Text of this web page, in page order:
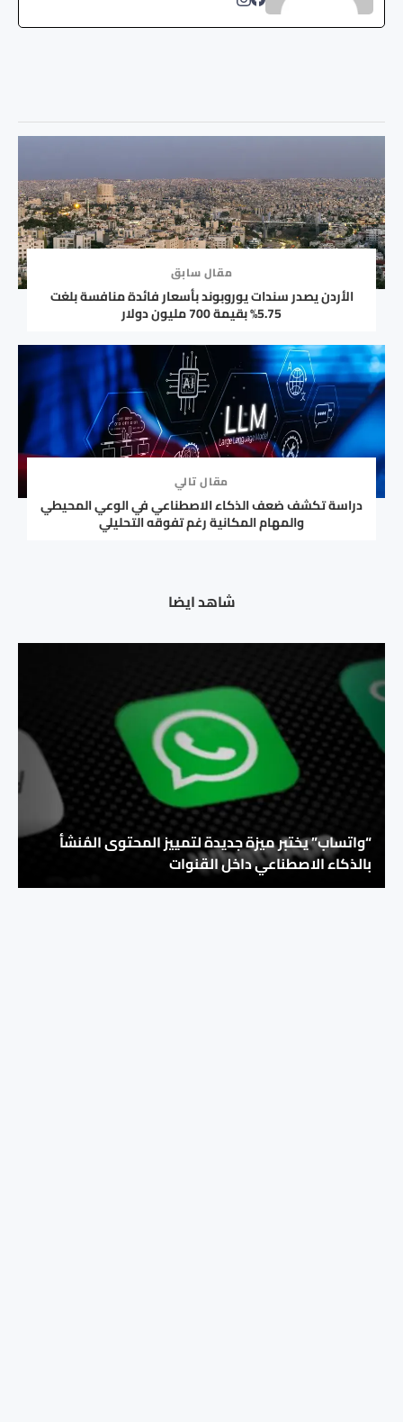
مقال سابق
الأردن يصدر سندات يوروبوند بأسعار فائدة منافسة بلغت
5.75% بقيمة 700 مليون دولار
مقال تالي
دراسة تكشف ضعف الذكاء الاصطناعي في الوعي المحيطي
والمهام المكانية رغم تفوقه التحليلي
شاهد ايضا
“واتساب” يختبر ميزة جديدة لتمييز المحتوى المُنشأ
بالذكاء الاصطناعي داخل القنوات